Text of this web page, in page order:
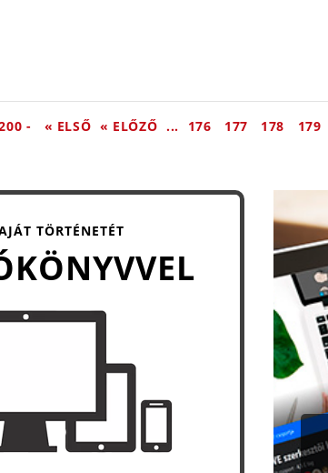
- « ELSŐ « ELŐZŐ ... 176 177 178 179
TÖRTÉNETÉT